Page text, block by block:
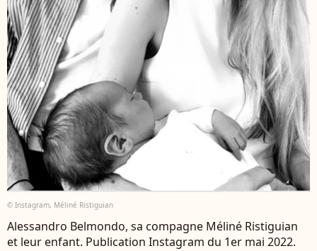
© Instagram, Méliné Ristiguian
Alessandro Belmondo, sa compagne Méliné Ristiguian
et leur enfant. Publication Instagram du 1er mai 2022.